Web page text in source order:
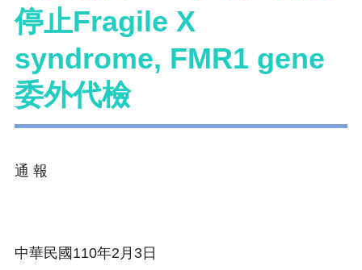
停止Fragile X
syndrome, FMR1 gene
委外代檢
通 報
中華民國110年2月3日